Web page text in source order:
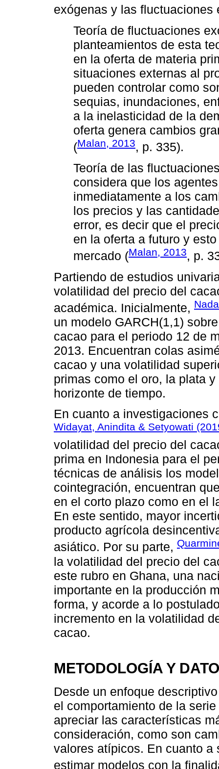
exógenas y las fluctuaciones
Teoría de fluctuaciones
planteamientos de esta
en la oferta de materia
situaciones externas al
pueden controlar como
sequias, inundaciones,
a la inelasticidad de la
oferta genera cambios
(Malan, 2013, p. 335).
Teoría de las
considera que los
inmediatamente a los
los precios y las
error, es decir que el
en la oferta a futuro y
mercado (Malan, 2013, p.
Partiendo de estudios
volatilidad del precio del
académica. Inicialmente,
un modelo GARCH(1,1)
cacao para el periodo 12 de
2013. Encuentran colas
cacao y una volatilidad
primas como el oro, la plata
horizonte de tiempo.
En cuanto a investigaciones
Widayat, Anindita & Setyowati
volatilidad del precio del
prima en Indonesia para el
técnicas de análisis los
cointegración, encuentran
en el corto plazo como en el
En este sentido, mayor
producto agrícola
asiático. Por su parte,
la volatilidad del precio del
este rubro en Ghana, una
importante en la producción
forma, y acorde a lo
incremento en la volatilidad
cacao.
METODOLOGÍA Y
Desde un enfoque
el comportamiento de la
apreciar las características
consideración, como son
valores atípicos. En cuanto a
estimar modelos con la